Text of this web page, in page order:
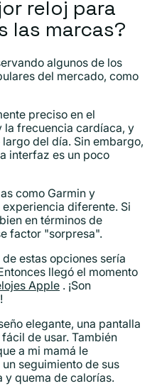
reloj para
las marcas?
algunos de los
del mercado, como
preciso en el
la frecuencia cardíaca, y
del día. Sin embargo,
interfaz es un poco
como Garmin y
experiencia diferente. Si
en términos de
factor "sorpresa".
estas opciones sería
llegó el momento
Apple . ¡Son
elegante, una pantalla
de usar. También
a mi mamá le
seguimiento de sus
y quema de calorías.